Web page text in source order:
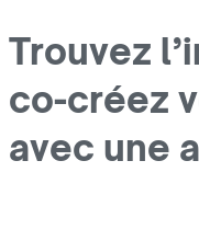
Trouvez
co-créez
avec une